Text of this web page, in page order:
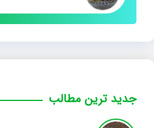
جدید ترین مطالب